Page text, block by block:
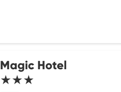
Magic Hotel
★★★